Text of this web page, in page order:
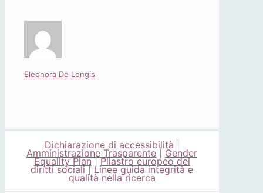
Eleonora De Longis
Dichiarazione di accessibilità
Amministrazione Trasparente|Gender
Equality Plan|Pilastro europeo dei
diritti sociali| Linee guida integrità e
qualità nella ricerca